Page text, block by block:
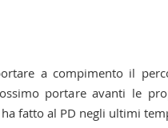
a compimento il
portare avanti le
fatto al PD negli ultimi